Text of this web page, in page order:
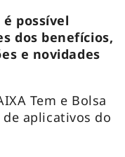
possível
dos benefícios,
e novidades
Tem e Bolsa
aplicativos do